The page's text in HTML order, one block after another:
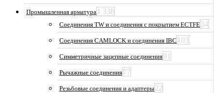
Промышленная арматура 1 338
Соединения TW и соединения с покрытием ECTFE34
Соединения CAMLOCK и соединения IBC 103
Симметричные зацепные соединения91
Рычажные соединения77
Резьбовые соединения и адаптеры22